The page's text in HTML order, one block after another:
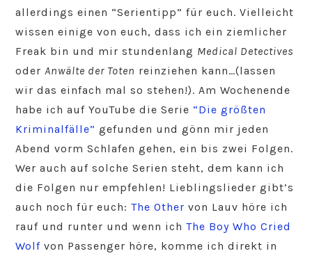
allerdings einen “Serientipp” für euch. Vielleicht
wissen einige von euch, dass ich ein ziemlicher
Freak bin und mir stundenlang Medical Detectives
oderAnwälte der Toten reinziehen kann…(lassen
wir das einfach mal so stehen!). Am Wochenende
habe ich auf YouTube die Serie “Die größten
Kriminalfälle” gefunden und gönn mir jeden
Abend vorm Schlafen gehen, ein bis zwei Folgen.
Wer auch auf solche Serien steht, dem kann ich
die Folgen nur empfehlen! Lieblingslieder gibt’s
auch noch für euch:The Other von Lauv höre ich
rauf und runter und wenn ichThe Boy Who Cried
Wolf von Passenger höre, komme ich direkt in